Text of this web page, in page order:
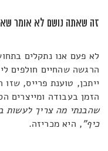
זה שאתה נושם לא אומר
לא פעם אנו נתקלים
הרגשה שהחיים חולפים
ייתכן, טוענת פרייס,
הזמן בעבודה ומייצרים
שהבנתי מה צריך לעשות
כיף", היא מכריזה.